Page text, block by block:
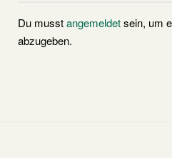
Du musstangemeldetsein, um
abzugeben.